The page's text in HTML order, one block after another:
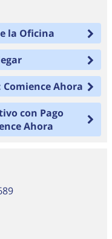
la Oficina
Ahora
con Pago
Ahora